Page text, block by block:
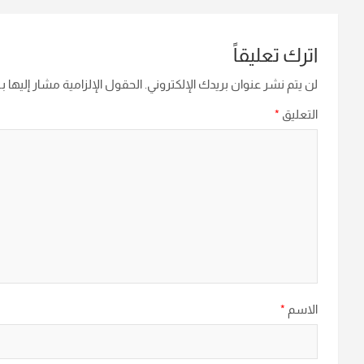
اترك تعليقاً
لن يتم نشر عنوان بريدك الإلكتروني. الحقول الإلزامية مشار إليها
التعليق *
الاسم *